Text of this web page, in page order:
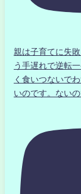
親は子育てに失
う手遅れで逆転
く食いつないで
いのです。ないの